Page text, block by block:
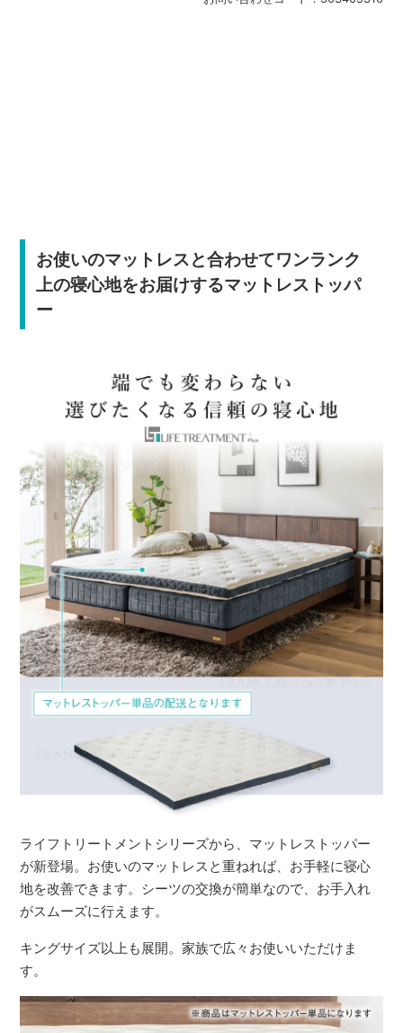
お使いのマットレスと合わせてワンランク
上の寝心地をお届けするマットレストッパ
ー
ライフトリートメントシリーズから、マットレストッパー
が新登場。お使いのマットレスと重ねれば、お手軽に寝心
地を改善できます。シーツの交換が簡単なので、お手入れ
がスムーズに行えます。
キングサイズ以上も展開。家族で広々お使いいただけま
す。